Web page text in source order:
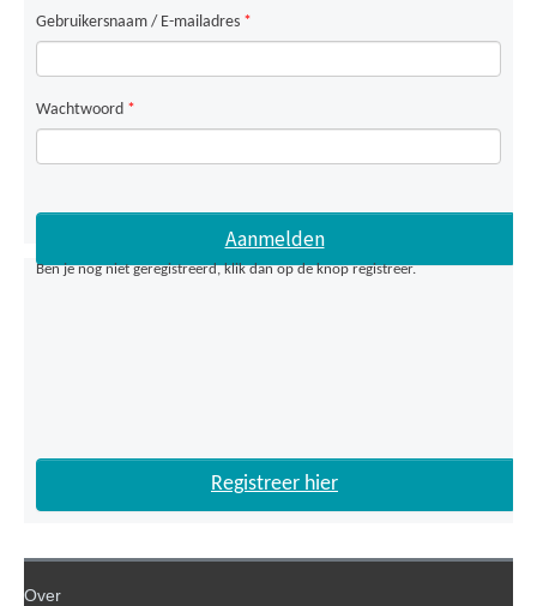
Gebruikersnaam / E-mailadres *
Wachtwoord *
Ben je nog niet geregistreerd, klik dan op de knop registreer.
Registreer hier
Over